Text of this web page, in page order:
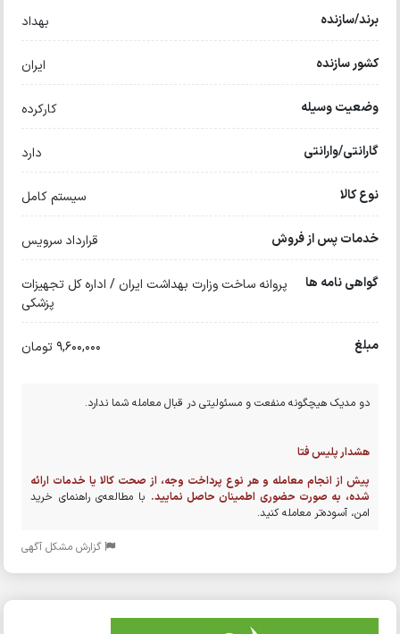
سازنده
سازنده
وسیله
وارانتی
کالا سیستم کامل
پس از فروش قرارداد سرویس
نامه ها
پروانه ساخت وزارت بهداشت ایران / اداره کل تجهیزات
9,600,000 تومان
مدیک هیچگونه منفعت و مسئولیتی در قبال معامله شما ندارد.
پلیس فتا
از انجام معامله و هر نوع پرداخت وجه، از صحت کالا یا خدمات ارائه
به صورت حضوری اطمینان حاصل نمایید. با مطالعه‌ی راهنمای خرید
آسوده‌تر معامله کنید.
گزارش مشکل آگهی